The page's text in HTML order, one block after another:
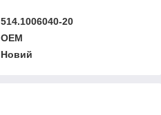
514.1006040-20
OEM
Новий